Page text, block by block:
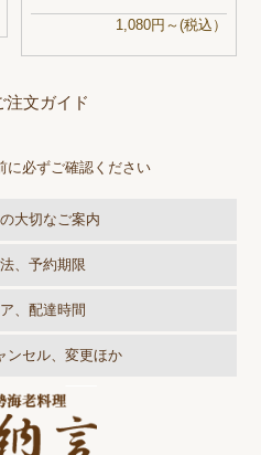
1,080円～(税込）
注文ガイド
に必ずご確認ください
大切なご案内
、予約期限
、配達時間
ンセル、変更ほか